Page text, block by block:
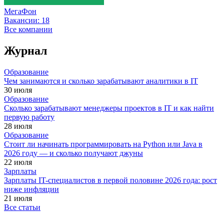
МегаФон
Вакансии: 18
Все компании
Журнал
Образование
Чем занимаются и сколько зарабатывают аналитики в IT
30 июля
Образование
Сколько зарабатывают менеджеры проектов в IT и как найти
первую работу
28 июля
Образование
Стоит ли начинать программировать на Python или Java в
2026 году — и сколько получают джуны
22 июля
Зарплаты
Зарплаты IT-специалистов в первой половине 2026 года: рост
ниже инфляции
21 июля
Все статьи